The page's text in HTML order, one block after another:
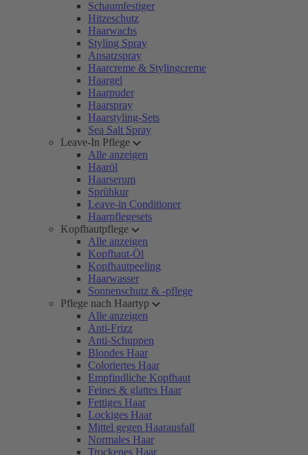
Schaumfestiger
Hitzeschutz
Haarwachs
Styling Spray
Ansatzspray
Haarcreme & Stylingcreme
Haargel
Haarpuder
Haarspray
Haarstyling-Sets
Sea Salt Spray
Leave-In Pflege
Alle anzeigen
Haaröl
Haarserum
Sprühkur
Leave-in Conditioner
Haarpflegesets
Kopfhautpflege
Alle anzeigen
Kopfhaut-Öl
Kopfhautpeeling
Haarwasser
Sonnenschutz & -pflege
Pflege nach Haartyp
Alle anzeigen
Anti-Frizz
Anti-Schuppen
Blondes Haar
Coloriertes Haar
Empfindliche Kopfhaut
Feines & glattes Haar
Fettiges Haar
Lockiges Haar
Mittel gegen Haarausfall
Normales Haar
Trockenes Haar